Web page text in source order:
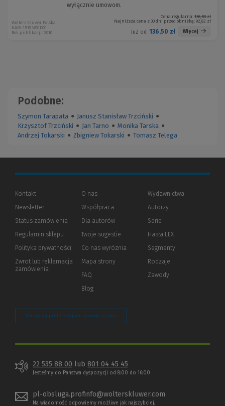
wyłącznie umowom.
Cena regularna: 136,50 zł
Najniższa cena z 30 dni przed obniżką: 92,82 zł
Już od: 136,50 zł Więcej
Wolters Kluwer Polska
KAM-1519 W01D01
Rok publikacji: 2010
Podobne:
Szymon Tarapata ● Janusz Stanisław Trzciński ●
Krzysztof Trzciński ● Jan Tarno ● Monika Tarska ●
Andrzej Tokarski ● Zbigniew Tokarski ● Tomasz Telega
Kontakt
Newsletter
Status zamówienia
Regulamin sklepu
Polityka prywatności (Nowe
(Link
innej
Zwrot lub reklamacja
zamówienia
O nas
Współpraca
Dla autorów(Nowe
(Link
innej
strony)
Twoje sugestie
Co nas wyróżnia
Mapa strony
FAQ
Blog
Wydawnictwa
Autorzy
Serie
Hasła LEX
Segmenty
Rodzaje
Zawody
Zarządzaj preferencjami plików cookie
22 535 88 00 lub 801 04 45 45
Jesteśmy do Państwa dyspozycji od 8:00 do 16:00
pl-obsluga.profinfo@wolterskluwer.com
Na wiadomość odpowiemy możliwe jak najszybciej.